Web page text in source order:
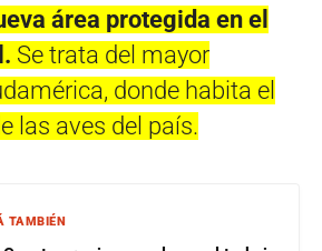
área protegida en el
Se trata del mayor
donde habita el
las aves del país.
TAMBIÉN